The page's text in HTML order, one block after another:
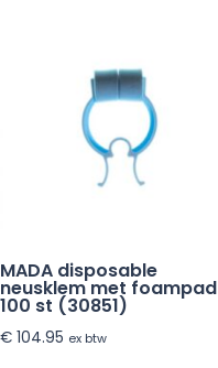
MADA disposable
neusklem met foampad
100 st (30851)
€ 104.95 ex btw